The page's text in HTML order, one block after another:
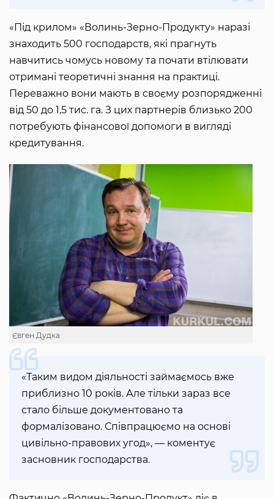
«Під крилом» «Волинь-Зерно-Продукту» наразі
знаходить 500 господарств, які прагнуть
навчитись чомусь новому та почати втілювати
отримані теоретичні знання на практиці.
Переважно вони мають в своєму розпорядженні
від 50 до 1,5 тис. га. З цих партнерів близько 200
потребують фінансової допомоги в вигляді
кредитування.
Євген Дудка
«Таким видом діяльності займаємось вже
приблизно 10 років. Але тільки зараз все
стало більше документовано та
формалізовано. Співпрацюємо на основі
цивільно-правових угод», — коментує
засновник господарства.